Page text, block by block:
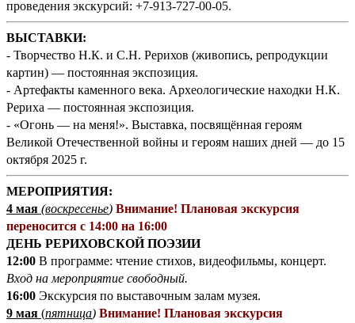
проведения экскурсий: +7-913-727-00-05.
ВЫСТАВКИ:
- Творчество Н.К. и С.Н. Рерихов (живопись, репродукции
картин) — постоянная экспозиция.
- Артефакты каменного века. Археологические находки Н.К.
Рериха — постоянная экспозиция.
- «Огонь — на меня!». Выставка, посвящённая героям
Великой Отечественной войны и героям наших дней — до 15
октября 2025 г.
МЕРОПРИЯТИЯ:
4 мая (воскресенье) Внимание! Плановая экскурсия
переносится с 14:00 на 16:00
ДЕНЬ РЕРИХОВСКОЙ ПОЭЗИИ
12:00 В программе: чтение стихов, видеофильмы, концерт.
Вход на мероприятие свободный.
16:00 Экскурсия по выставочным залам музея.
9 мая (пятница) Внимание! Плановая экскурсия